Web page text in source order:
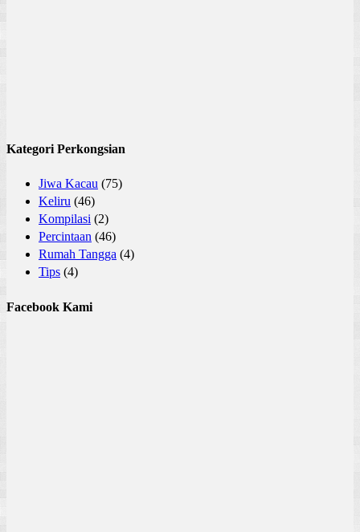
Kategori Perkongsian
Jiwa Kacau (75)
Keliru (46)
Kompilasi (2)
Percintaan (46)
Rumah Tangga (4)
Tips (4)
Facebook Kami